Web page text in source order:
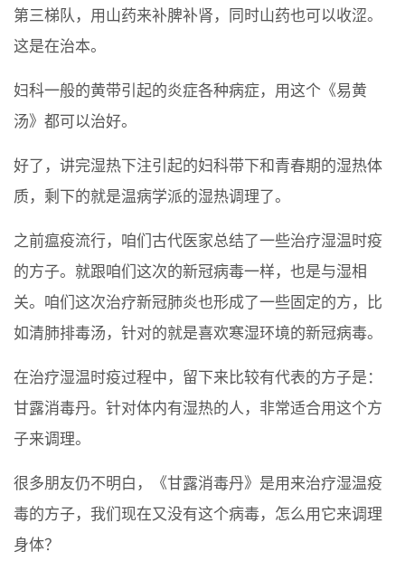
第三梯队，用山药来补脾补肾，同时山药也可以收涩。
这是在治本。
妇科一般的黄带引起的炎症各种病症，用这个《易黄
汤》都可以治好。
好了，讲完湿热下注引起的妇科带下和青春期的湿热体
质，剩下的就是温病学派的湿热调理了。
之前瘟疫流行，咱们古代医家总结了一些治疗湿温时疫
的方子。就跟咱们这次的新冠病毒一样，也是与湿相
关。咱们这次治疗新冠肺炎也形成了一些固定的方，比
如清肺排毒汤，针对的就是喜欢寒湿环境的新冠病毒。
在治疗湿温时疫过程中，留下来比较有代表的方子是：
甘露消毒丹。针对体内有湿热的人，非常适合用这个方
子来调理。
很多朋友仍不明白，《甘露消毒丹》是用来治疗湿温疫
毒的方子，我们现在又没有这个病毒，怎么用它来调理
身体？